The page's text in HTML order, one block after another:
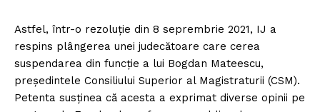
Astfel, într-o rezoluție din 8 seprembrie 2021, IJ a
respins plângerea unei judecătoare care cerea
suspendarea din funcție a lui Bogdan Mateescu,
președintele Consiliului Superior al Magistraturii (CSM).
Petenta susținea că acesta a exprimat diverse opinii pe